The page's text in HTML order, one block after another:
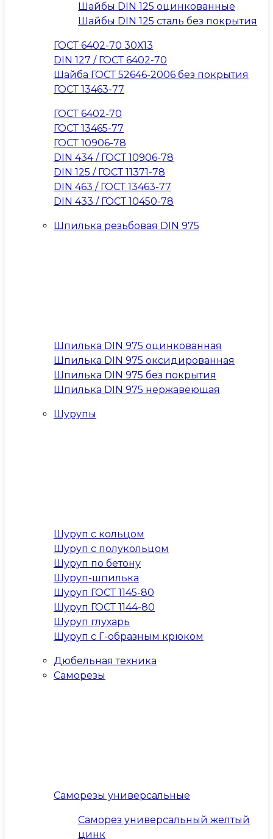
Шайбы DIN 125 оцинкованные
Шайбы DIN 125 сталь без покрытия
ГОСТ 6402-70 30Х13
DIN 127 / ГОСТ 6402-70
Шайба ГОСТ 52646-2006 без покрытия
ГОСТ 13463-77
ГОСТ 6402-70
ГОСТ 13465-77
ГОСТ 10906-78
DIN 434 / ГОСТ 10906-78
DIN 125 / ГОСТ 11371-78
DIN 463 / ГОСТ 13463-77
DIN 433 / ГОСТ 10450-78
Шпилька резьбовая DIN 975
Шпилька DIN 975 оцинкованная
Шпилька DIN 975 оксидированная
Шпилька DIN 975 без покрытия
Шпилька DIN 975 нержавеющая
Шурупы
Шуруп с кольцом
Шуруп с полукольцом
Шуруп по бетону
Шуруп-шпилька
Шуруп ГОСТ 1145-80
Шуруп ГОСТ 1144-80
Шуруп глухарь
Шуруп с Г-образным крюком
Дюбельная техника
Саморезы
Саморезы универсальные
Саморез универсальный желтый
цинк